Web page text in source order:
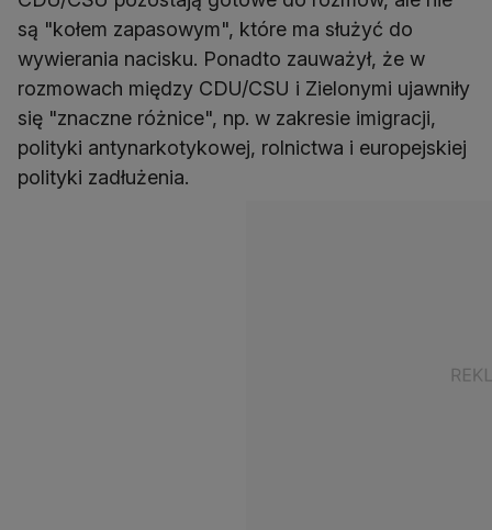
są "kołem zapasowym", które ma służyć do
wywierania nacisku. Ponadto zauważył, że w
rozmowach między CDU/CSU i Zielonymi ujawniły
się "znaczne różnice", np. w zakresie imigracji,
polityki antynarkotykowej, rolnictwa i europejskiej
polityki zadłużenia.